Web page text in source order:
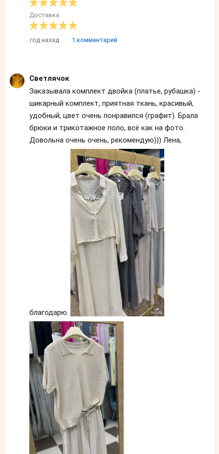
Доставка
год назад 1 комментарий
Светлячок
Заказывала комплект двойка (платье, рубашка) -
шикарный комплект, приятная ткань, красивый,
удобный, цвет очень понравился (графит). Брала
брюки и трикотажное поло, всё как на фото.
Довольна очень очень, рекомендую))) Лена,
благодарю.